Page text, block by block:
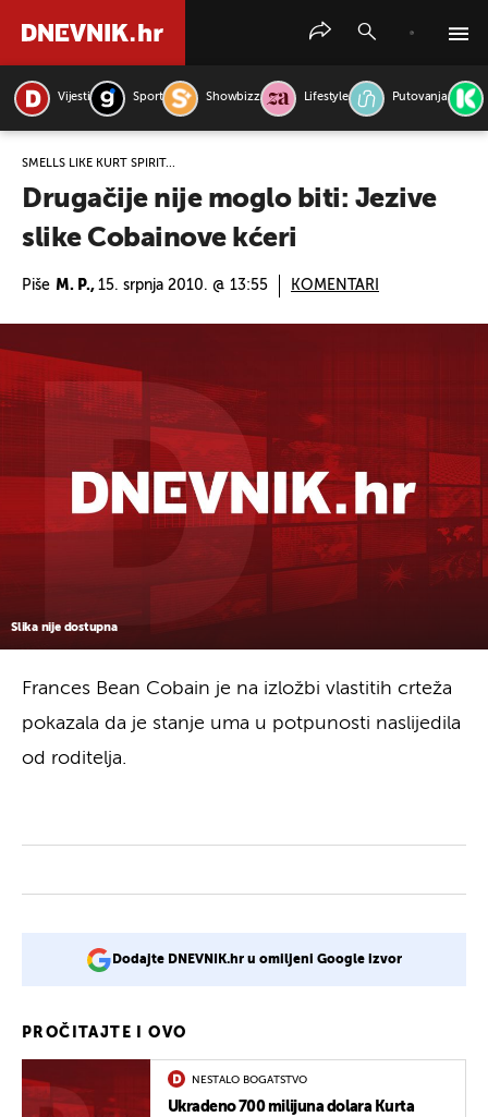
Vijesti Sport Showbizz Lifestyle Putovanja
SMELLS LIKE KURT SPIRIT...
Drugačije nije moglo biti: Jezive
slike Cobainove kćeri
Piše M. P., 15. srpnja 2010. @ 13:55 KOMENTARI
Slika nije dostupna
Frances Bean Cobain je na izložbi vlastitih crteža
pokazala da je stanje uma u potpunosti naslijedila
od roditelja.
Dodajte DNEVNIK.hr u omiljeni Google izvor
PROČITAJTE I OVO
NESTALO BOGATSTVO
Ukradeno 700 milijuna dolara Kurta
PRETRAŽITE VIJESTI